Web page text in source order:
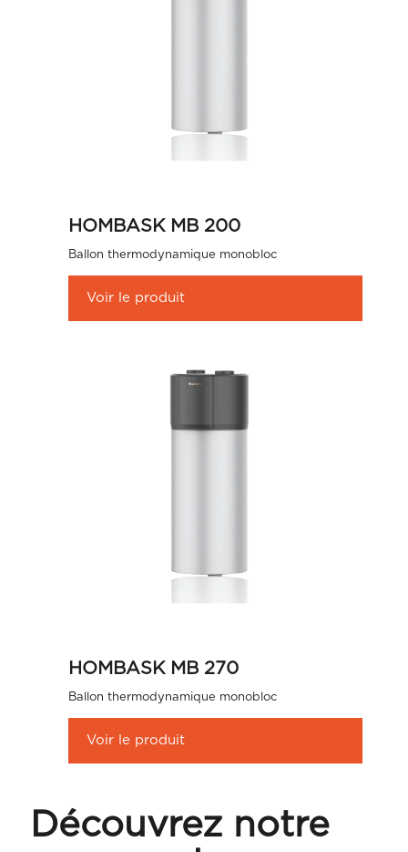
HOMBASK MB 200
Ballon thermodynamique monobloc
Voir le produit
HOMBASK MB 270
Ballon thermodynamique monobloc
Voir le produit
Découvrez notre